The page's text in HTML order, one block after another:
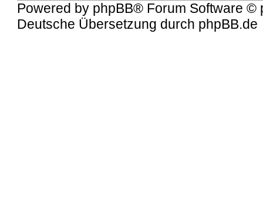
Powered by phpBB® Forum Software ©
Deutsche Übersetzung durch phpBB.de